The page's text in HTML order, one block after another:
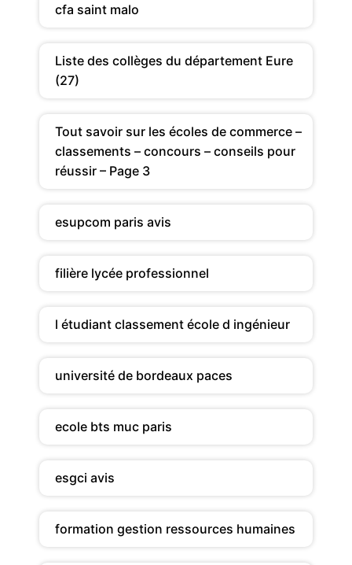
cfa saint malo
Liste des collèges du département Eure
(27)
Tout savoir sur les écoles de commerce –
classements – concours – conseils pour
réussir – Page 3
esupcom paris avis
filière lycée professionnel
l étudiant classement école d ingénieur
université de bordeaux paces
ecole bts muc paris
esgci avis
formation gestion ressources humaines